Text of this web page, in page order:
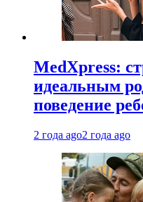
MedXpress:
идеальным
поведение
2 года ago2 года ago